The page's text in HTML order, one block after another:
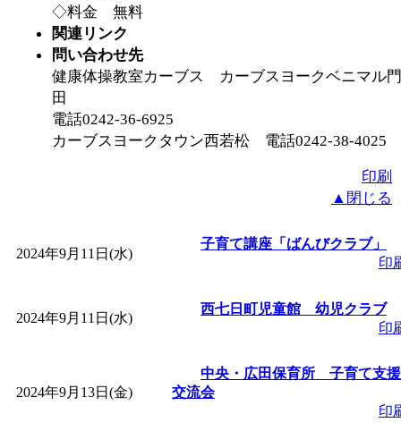
間：2026/08/10～
「みなづる号乗車体
de 健康づくり」
堂島地区歴史ウオ
」 受付期間：～
「みなづる号乗車体
de 健康づくり」」 受
皆鶴姫のこびる塾
～ 」 受付期間：～
◇料金 無料
関連リンク
問い合わせ先
健康体操教室カーブス カーブスヨークベニマル門
田
電話0242-36-6925
カーブスヨークタウン西若松 電話0242-38-4025
印刷
▲閉じる
2024年9月11日(水)
子育て講座「ばんびクラブ」
印
2024年9月11日(水)
西七日町児童館 幼児クラブ
印
2024年9月13日(金)
中央・広田保育所 子育て支援
交流会
印